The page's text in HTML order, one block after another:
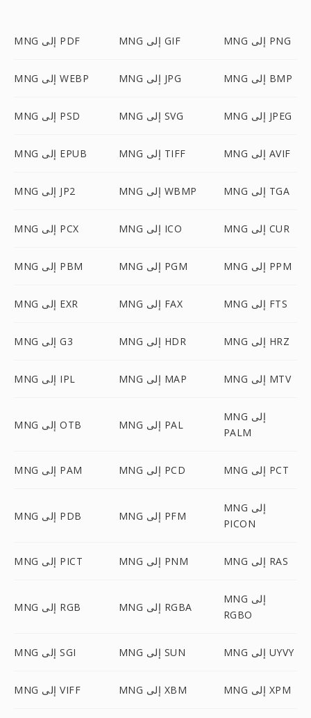
MNG إلى PDF MNG إلى GIF MNG إلى PNG
MNG إلى WEBP MNG إلى JPG MNG إلى BMP
MNG إلى PSD MNG إلى SVG MNG إلى JPEG
MNG إلى EPUB MNG إلى TIFF MNG إلى AVIF
MNG إلى JP2 MNG إلى WBMP MNG إلى TGA
MNG إلى PCX MNG إلى ICO MNG إلى CUR
MNG إلى PBM MNG إلى PGM MNG إلى PPM
MNG إلى EXR MNG إلى FAX MNG إلى FTS
MNG إلى G3 MNG إلى HDR MNG إلى HRZ
MNG إلى IPL MNG إلى MAP MNG إلى MTV
MNG إلى OTB MNG إلى PAL
MNG إلى
PALM
MNG إلى PAM MNG إلى PCD MNG إلى PCT
MNG إلى PDB MNG إلى PFM
MNG إلى
PICON
MNG إلى PICT MNG إلى PNM MNG إلى RAS
MNG إلى RGB MNG إلى RGBA
MNG إلى
RGBO
MNG إلى SGI MNG إلى SUN MNG إلى UYVY
MNG إلى VIFF MNG إلى XBM MNG إلى XPM